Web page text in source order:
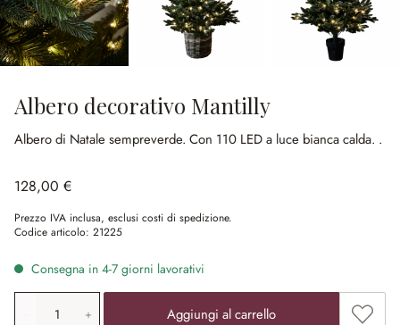
Albero decorativo Mantilly
Albero di Natale sempreverde. Con 110 LED a luce bianca calda. .
128,00 €
Prezzo IVA inclusa, esclusi costi di spedizione.
Codice articolo: 21225
Consegna in 4-7 giorni lavorativi
Quantità prodotto: inserisci il valore desiderato o
Aggiungi al carrello